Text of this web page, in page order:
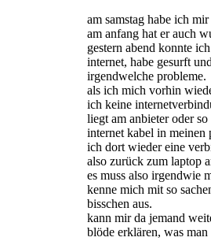
am samstag habe ich
am anfang hat er auch
gestern abend konnte
internet, habe gesurft
irgendwelche probleme.
als ich mich vorhin
ich keine
liegt am anbieter oder
internet kabel in meinen
ich dort wieder eine
also zurück zum laptop
es muss also irgendwie
kenne mich mit so
bisschen aus.
kann mir da jemand
blöde erklären, was man